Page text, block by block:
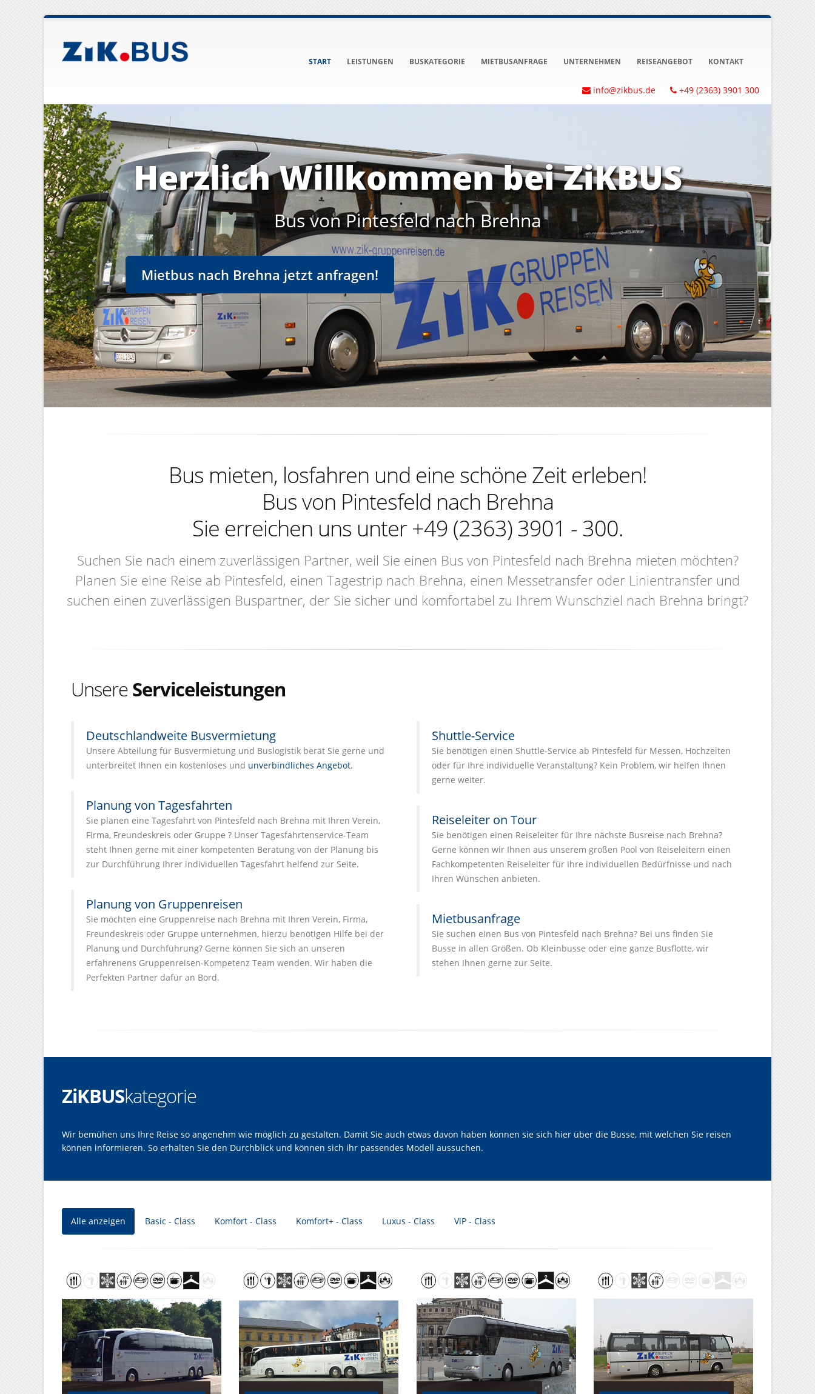
START LEISTUNGEN BUSKATEGORIE MIETBUSANFRAGE UNTERNEHMEN REISEANGEBOT KONTAKT
info@zikbus.de +49 (2363) 3901 300
Herzlich Willkommen bei ZiKBUS
Bus von Pintesfeld nach Brehna
Mietbus nach Brehna jetzt anfragen!
Bus mieten, losfahren und eine schöne Zeit erleben!
Bus von Pintesfeld nach Brehna
Sie erreichen uns unter +49 (2363) 3901 - 300.
Suchen Sie nach einem zuverlässigen Partner, weil Sie einen Bus von Pintesfeld nach Brehna mieten möchten?
Planen Sie eine Reise ab Pintesfeld, einen Tagestrip nach Brehna, einen Messetransfer oder Linientransfer und
suchen einen zuverlässigen Buspartner, der Sie sicher und komfortabel zu Ihrem Wunschziel nach Brehna bringt?
UnsereServiceleistungen
Deutschlandweite Busvermietung
Unsere Abteilung für Busvermietung und Buslogistik berät Sie gerne und
unterbreitet Ihnen ein kostenloses und unverbindliches Angebot.
Planung von Tagesfahrten
Sie planen eine Tagesfahrt von Pintesfeld nach Brehna mit Ihren Verein,
Firma, Freundeskreis oder Gruppe ? Unser Tagesfahrtenservice-Team
steht Ihnen gerne mit einer kompetenten Beratung von der Planung bis
zur Durchführung Ihrer individuellen Tagesfahrt helfend zur Seite.
Planung von Gruppenreisen
Sie möchten eine Gruppenreise nach Brehna mit Ihren Verein, Firma,
Freundeskreis oder Gruppe unternehmen, hierzu benötigen Hilfe bei der
Planung und Durchführung? Gerne können Sie sich an unseren
erfahrenens Gruppenreisen-Kompetenz Team wenden. Wir haben die
Perfekten Partner dafür an Bord.
Shuttle-Service
Sie benötigen einen Shuttle-Service ab Pintesfeld für Messen, Hochzeiten
oder für Ihre individuelle Veranstaltung? Kein Problem, wir helfen Ihnen
gerne weiter.
Reiseleiter on Tour
Sie benötigen einen Reiseleiter für Ihre nächste Busreise nach Brehna?
Gerne können wir Ihnen aus unserem großen Pool von Reiseleitern einen
Fachkompetenten Reiseleiter für Ihre individuellen Bedürfnisse und nach
Ihren Wünschen anbieten.
Mietbusanfrage
Sie suchen einen Bus von Pintesfeld nach Brehna? Bei uns finden Sie
Busse in allen Größen. Ob Kleinbusse oder eine ganze Busflotte, wir
stehen Ihnen gerne zur Seite.
ZiKBUSkategorie
Wir bemühen uns Ihre Reise so angenehm wie möglich zu gestalten. Damit Sie auch etwas davon haben können sie sich hier über die Busse, mit welchen Sie reisen
können informieren. So erhalten Sie den Durchblick und können sich ihr passendes Modell aussuchen.
Alle anzeigen Basic - Class Komfort - Class Komfort+ - Class Luxus - Class ViP - Class